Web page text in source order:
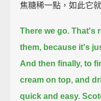
焦糖稀一點，如此它
There we go. That's
them, because it's
And then finally, to
cream on top, and
quick and easy.